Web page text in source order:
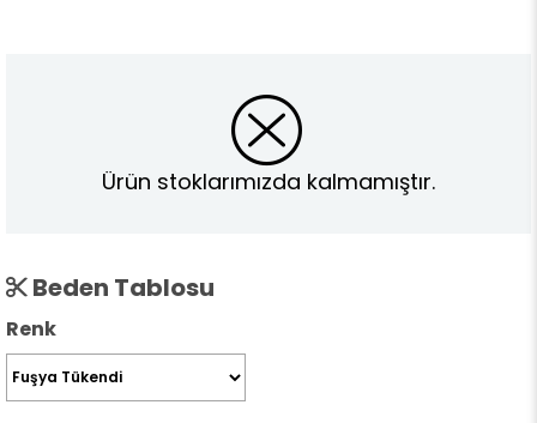
Ürün stoklarımızda kalmamıştır.
Beden Tablosu
Renk